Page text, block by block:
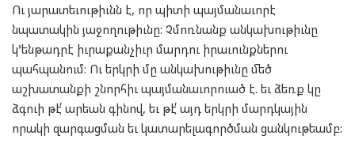
Ու յարատեւութիւնն է, որ պիտի պայմանաւորէ
նպատակին յաջողութիւնը: Չմոռնանք անկախութիւնը
կ’ենթադրէ իւրաքանչիւր մարդու իրաւունքներու
պահպանում: Ու երկրի մը անկախութիւնը մեծ
աշխատանքի շնորհիւ պայմանաւորուած է. եւ ձեռք կը
ձգուի թէ՛ արեան գինով, եւ թէ՛ այդ երկրի մարդկային
որակի զարգացման եւ կատարելագործման ցանկութեամբ: